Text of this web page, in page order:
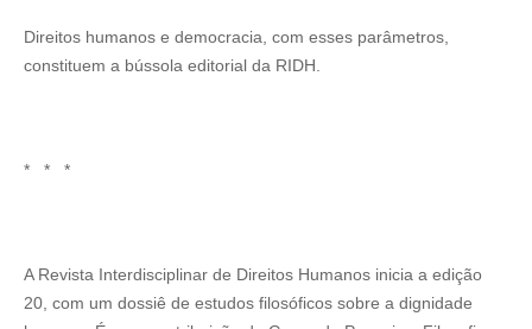
Direitos humanos e democracia, com esses parâmetros,
constituem a bússola editorial da RIDH.
* * *
A Revista Interdisciplinar de Direitos Humanos inicia a edição
20, com um dossiê de estudos filosóficos sobre a dignidade